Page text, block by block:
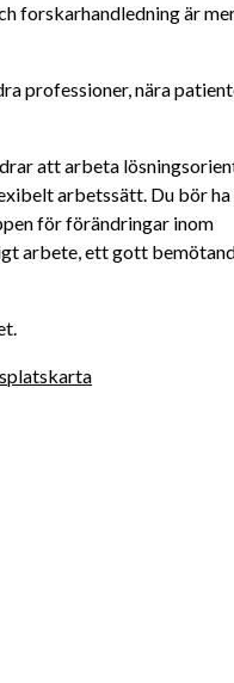
forskarhandledning är
professioner, nära
att arbeta
arbetssätt. Du bör
för förändringar inom
arbete, ett gott